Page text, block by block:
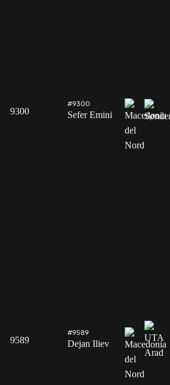
9300
#9300
Sefer Emini
9589
#9589
Dejan Iliev